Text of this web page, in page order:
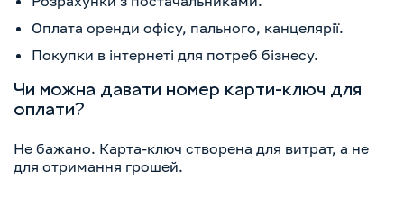
Оплата оренди офісу, пального, канцелярії.
Покупки в інтернеті для потреб бізнесу.
Чи можна давати номер карти-ключ для
оплати?
Не бажано. Карта-ключ створена для витрат, а не
для отримання грошей.